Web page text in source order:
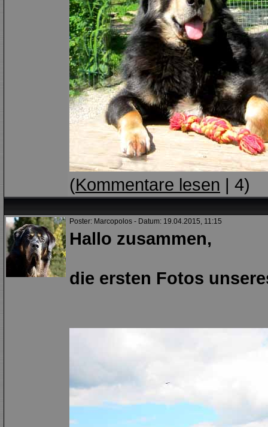
(Kommentare lesen | 4)
Poster: Marcopolos - Datum: 19.04.2015, 11:15
Hallo zusammen,
die ersten Fotos